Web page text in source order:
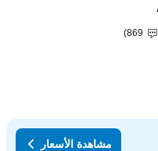
Add to
869
مشاهدة الأسعار